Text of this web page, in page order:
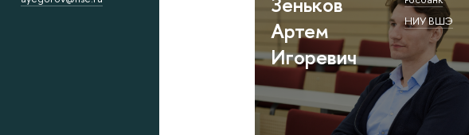
Артем
Игоревич
НИУ ВШЭ